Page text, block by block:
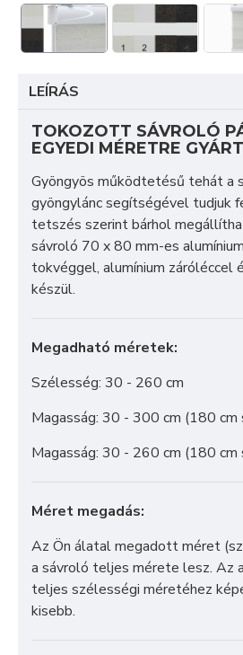
LEÍRÁS
TOKOZOTT SÁVROLÓ
EGYEDI MÉRETRE
Gyöngyös működtetésű tehát a
gyöngylánc segítségével tudjuk
tetszés szerint bárhol
sávroló 70 x 80 mm-es
tokvéggel, alumínium
készül.
Megadható méretek:
Szélesség: 30 - 260 cm
Magasság: 30 - 300 cm (180 cm
Magasság: 30 - 260 cm (180
Méret megadás:
Az Ön álatal megadott méret
a sávroló teljes mérete lesz. Az
teljes szélességi méretéhez
kisebb.